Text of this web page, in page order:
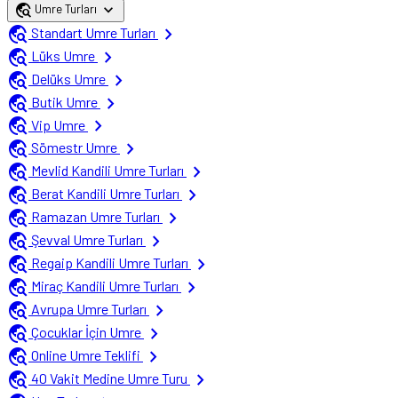
travel_explore Umre Turları expand_more
travel_explore Standart Umre Turları
chevron_right
travel_explore Lüks Umre chevron_right
travel_explore Delüks Umre chevron_right
travel_explore Butik Umre chevron_right
travel_explore Vip Umre chevron_right
travel_explore Sömestr Umre chevron_right
travel_explore Mevlid Kandili Umre Turları
chevron_right
travel_explore Berat Kandili Umre Turları
chevron_right
travel_explore Ramazan Umre Turları
chevron_right
travel_explore Şevval Umre Turları
chevron_right
travel_explore Regaip Kandili Umre Turları
chevron_right
travel_explore Miraç Kandili Umre Turları
chevron_right
travel_explore Avrupa Umre Turları
chevron_right
travel_explore Çocuklar İçin Umre chevron_right
travel_explore Online Umre Teklifi
chevron_right
travel_explore 40 Vakit Medine Umre Turu
chevron_right